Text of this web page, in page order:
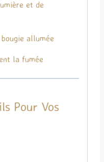
et de
allumée
la fumée
Pour Vos